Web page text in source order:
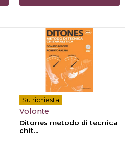
Su richiesta
Volonte
Ditones metodo di tecnica
chit...